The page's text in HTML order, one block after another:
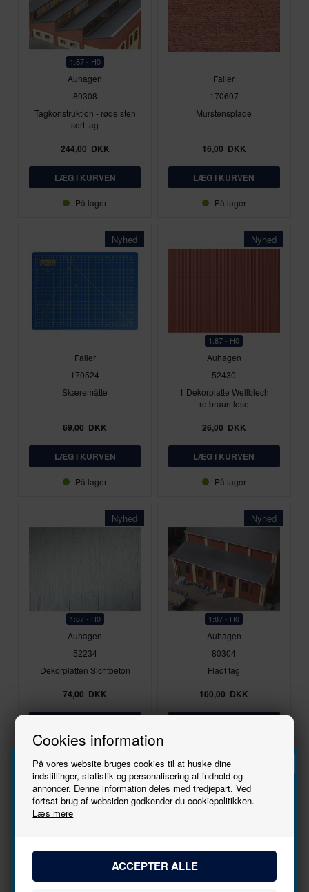
Cookies information
På vores website bruges cookies til at huske dine
indstillinger, statistik og personalisering af indhold og
annoncer. Denne information deles med tredjepart. Ved
fortsat brug af websiden godkender du cookiepolitikken.
Læs mere
1:87 - H0
Auhagen
80308
Tagkonstruktion - røde sten
sort tag
244,00 DKK
På lager
Faller
170607
Murstensplade
16,00 DKK
På lager
Nyhed
Faller
170524
Skæremåtte
69,00 DKK
På lager
Nyhed
1:87 - H0
Auhagen
52430
1 Dekorplatte Wellblech
rotbraun lose
26,00 DKK
På lager
Nyhed
1:87 - H0
Auhagen
52234
Dekorplatten Sichtbeton
74,00 DKK
På lager
Nyhed
1:87 - H0
Auhagen
80304
Fladt tag
100,00 DKK
Nyhed Nyhed
Tilmeld
Bliv den første til at høre, når der kommer nye